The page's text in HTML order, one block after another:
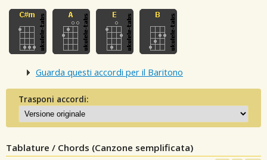
Guarda questi accordi per il Baritono
Trasponi accordi:
Tablature / Chords (Canzone semplificata)